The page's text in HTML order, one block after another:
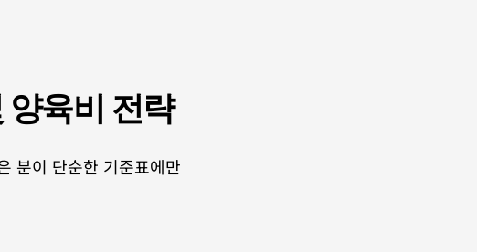
양육비 전략
분이 단순한 기준표에만